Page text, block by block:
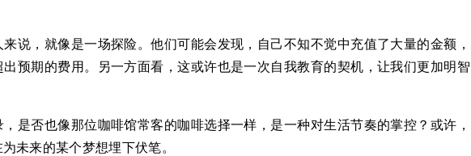
说，就像是一场探险。他们可能会发现，自己不知不觉中充值了大量的金额，
预期的费用。另一方面看，这或许也是一次自我教育的契机，让我们更加明智
是否也像那位咖啡馆常客的咖啡选择一样，是一种对生活节奏的掌控？或许，
未来的某个梦想埋下伏笔。